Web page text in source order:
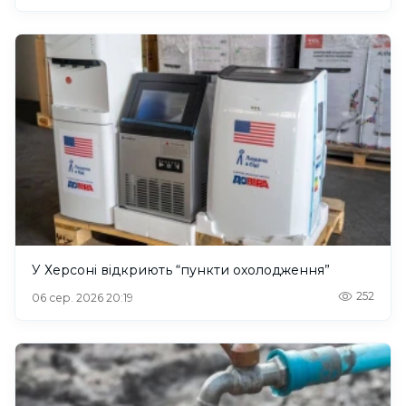
У Херсоні відкриють “пункти охолодження”
06 сер. 2026 20:19 252